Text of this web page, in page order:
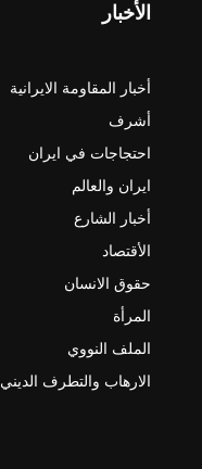
الأخبار
أخبار المقاومة الايرانية
أشرف
احتجاجات في ايران
ايران والعالم
أخبار الشارع
الأقتصاد
حقوق الانسان
المرأة
الملف النووي
الارهاب والتطرف الديني